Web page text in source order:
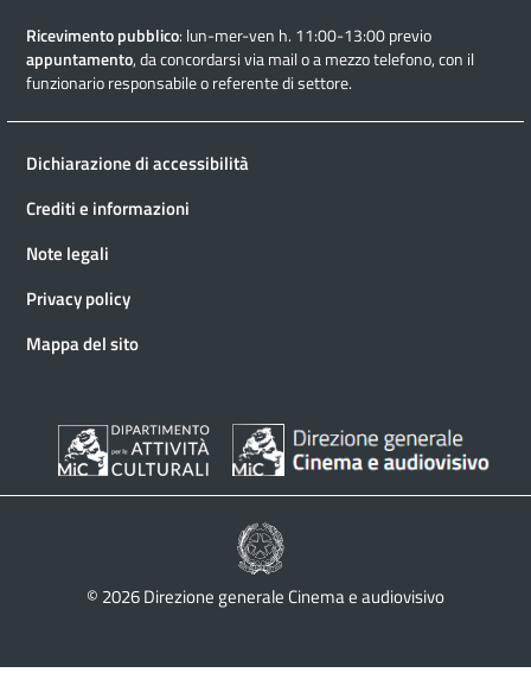
Ricevimento pubblico: lun-mer-ven h. 11:00-13:00 previo
appuntamento, da concordarsi via mail o a mezzo telefono, con il
funzionario responsabile o referente di settore.
Dichiarazione di accessibilità
Crediti e informazioni
Note legali
Privacy policy
Mappa del sito
© 2026 Direzione generale Cinema e audiovisivo